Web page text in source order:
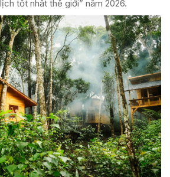
tốt nhất thế giới” năm 2026.